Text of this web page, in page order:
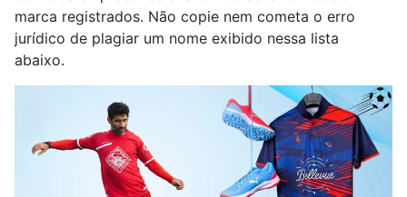
marca registrados. Não copie nem cometa o erro
jurídico de plagiar um nome exibido nessa lista
abaixo.